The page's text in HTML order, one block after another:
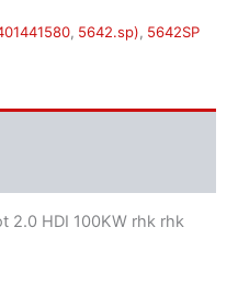
, 5642.sp), 5642SP
2.0 HDI 100KW rhk rhk